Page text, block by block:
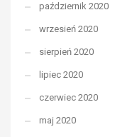
październik 2020
wrzesień 2020
sierpień 2020
lipiec 2020
czerwiec 2020
maj 2020